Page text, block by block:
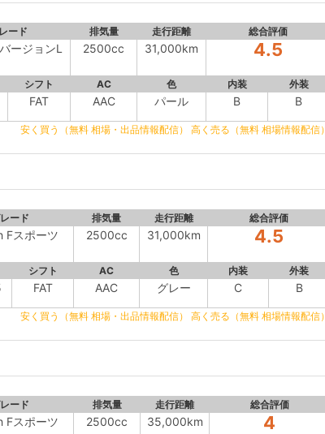
ード 排気量 走行距離 総合評価
ージョンL 2500cc 31,000km 4.5
シフト AC 色 内装 外装
FAT AAC パール B B
安く買う（無料 相場・出品情報配信） 高く売る（無料 相場情報配信）
ード 排気量 走行距離 総合評価
Fスポーツ 2500cc 31,000km 4.5
シフト AC 色 内装 外装
FAT AAC グレー C B
安く買う（無料 相場・出品情報配信） 高く売る（無料 相場情報配信）
ード 排気量 走行距離 総合評価
Fスポーツ 2500cc 35,000km 4